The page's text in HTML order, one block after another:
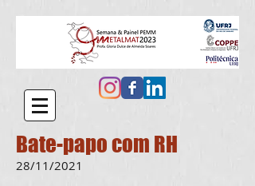
Bate-papo com RH
28/11/2021